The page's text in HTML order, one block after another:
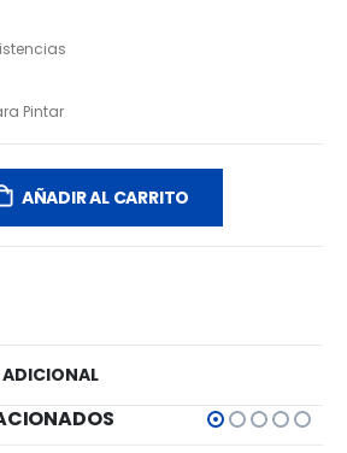
Pintar
AÑADIR AL CARRITO